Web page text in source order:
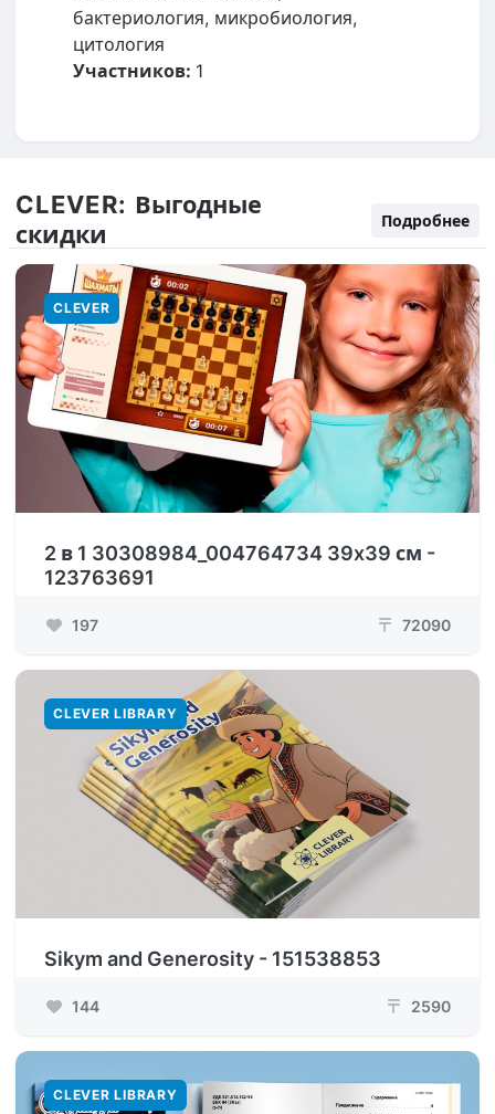
бактериология, микробиология,
цитология
Участников: 1
CLEVER: Выгодные
скидки
Подробнее
CLEVER
2 в 1 30308984_004764734 39x39 см -
123763691
197 ₸ 72090
CLEVER LIBRARY
Sikym and Generosity - 151538853
144 ₸ 2590
CLEVER LIBRARY